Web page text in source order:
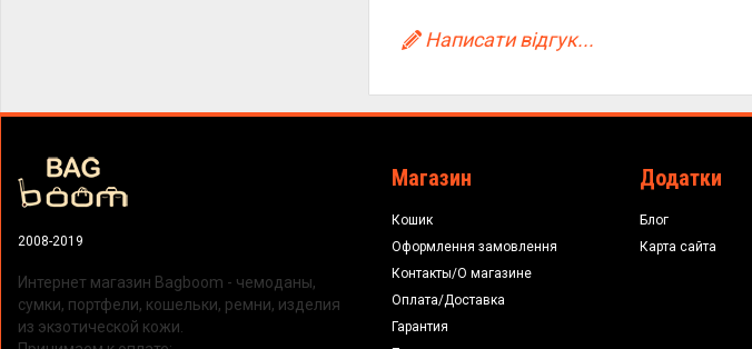
Написати відгук...
2008-2019
Интернет магазин Bagboom - чемоданы,
сумки, портфели, кошельки, ремни, изделия
из экзотической кожи.
Магазин
Кошик
Оформлення замовлення
Контакты/О магазине
Оплата/Доставка
Гарантия
Додатки
Блог
Карта сайта